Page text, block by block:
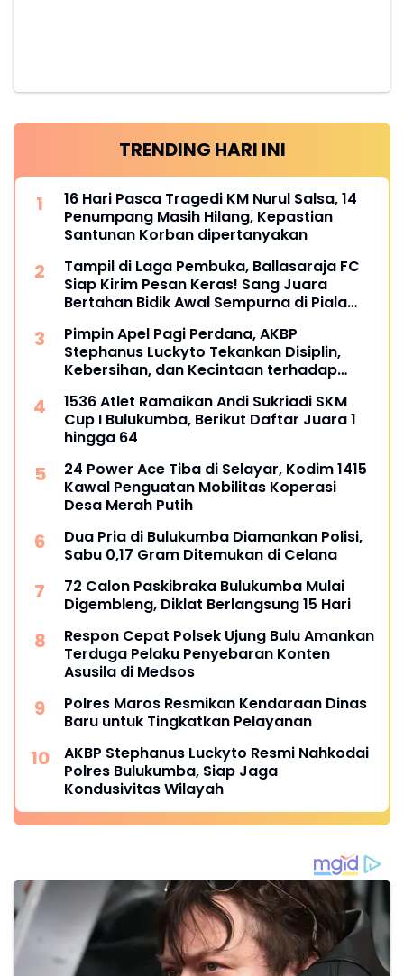
TRENDING HARI INI
16 Hari Pasca Tragedi KM Nurul Salsa, 14
Penumpang Masih Hilang, Kepastian
Santunan Korban dipertanyakan
Tampil di Laga Pembuka, Ballasaraja FC
Siap Kirim Pesan Keras! Sang Juara
Bertahan Bidik Awal Sempurna di Piala
Pimpin Apel Pagi Perdana, AKBP
Stephanus Luckyto Tekankan Disiplin,
Kebersihan, dan Kecintaan terhadap
1536 Atlet Ramaikan Andi Sukriadi SKM
Cup I Bulukumba, Berikut Daftar Juara 1
hingga 64
24 Power Ace Tiba di Selayar, Kodim 1415
Kawal Penguatan Mobilitas Koperasi
Desa Merah Putih
Dua Pria di Bulukumba Diamankan Polisi,
Sabu 0,17 Gram Ditemukan di Celana
72 Calon Paskibraka Bulukumba Mulai
Digembleng, Diklat Berlangsung 15 Hari
Respon Cepat Polsek Ujung Bulu Amankan
Terduga Pelaku Penyebaran Konten
Asusila di Medsos
Polres Maros Resmikan Kendaraan Dinas
Baru untuk Tingkatkan Pelayanan
AKBP Stephanus Luckyto Resmi Nahkodai
Polres Bulukumba, Siap Jaga
Kondusivitas Wilayah